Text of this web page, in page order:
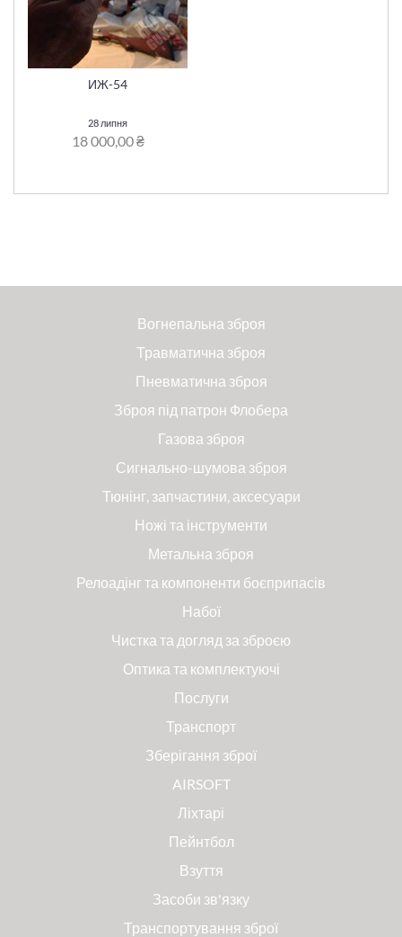
ИЖ-54
28 липня
18 000,00 ₴
Вогнепальна зброя
Травматична зброя
Пневматична зброя
Зброя під патрон Флобера
Газова зброя
Сигнально-шумова зброя
Тюнінг, запчастини, аксесуари
Ножі та інструменти
Метальна зброя
Релоадінг та компоненти боєприпасів
Набої
Чистка та догляд за зброєю
Оптика та комплектуючі
Послуги
Транспорт
Зберігання зброї
AIRSOFT
Ліхтарі
Пейнтбол
Взуття
Засоби зв'язку
Транспортування зброї